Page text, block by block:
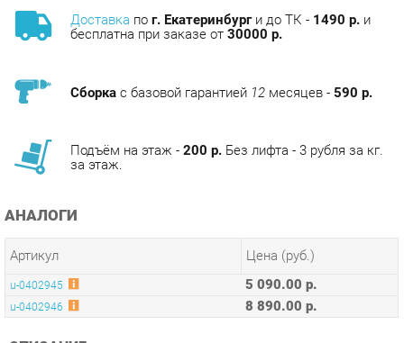
Подъём на этаж - 200 р. Без лифта - 3 рубля за кг.
АНАЛОГИ
u-0402946 8 890.00 р.
ОПИСАНИЕ
Оригинальный дизайн стула DIAMANTE из Датской коллекци